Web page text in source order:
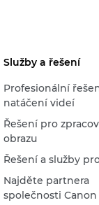
Služby a řešení
Profesionální
natáčení videí
Řešení pro
obrazu
Řešení a služby
Najděte partnera
společnosti Canon